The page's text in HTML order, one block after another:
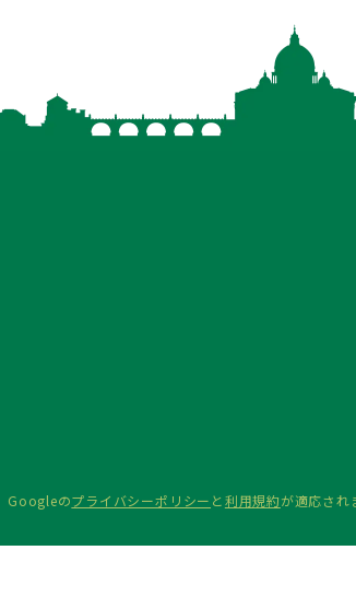
Googleのプライバシーポリシー と利用規約が適応され